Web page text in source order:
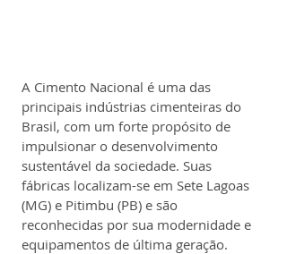
A Cimento Nacional é uma das
principais indústrias cimenteiras do
Brasil, com um forte propósito de
impulsionar o desenvolvimento
sustentável da sociedade. Suas
fábricas localizam-se em Sete Lagoas
(MG) e Pitimbu (PB) e são
reconhecidas por sua modernidade e
equipamentos de última geração.